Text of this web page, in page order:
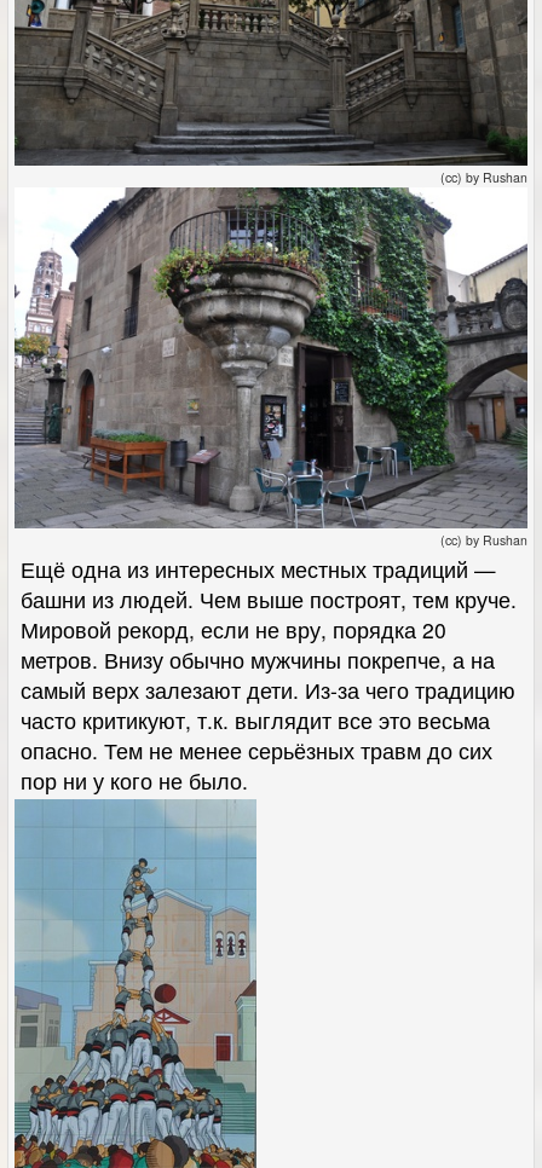
(cc) by Rushan
(cc) by Rushan
Ещё одна из интересных местных традиций —
башни из людей. Чем выше построят, тем круче.
Мировой рекорд, если не вру, порядка 20
метров. Внизу обычно мужчины покрепче, а на
самый верх залезают дети. Из-за чего традицию
часто критикуют, т.к. выглядит все это весьма
опасно. Тем не менее серьёзных травм до сих
пор ни у кого не было.